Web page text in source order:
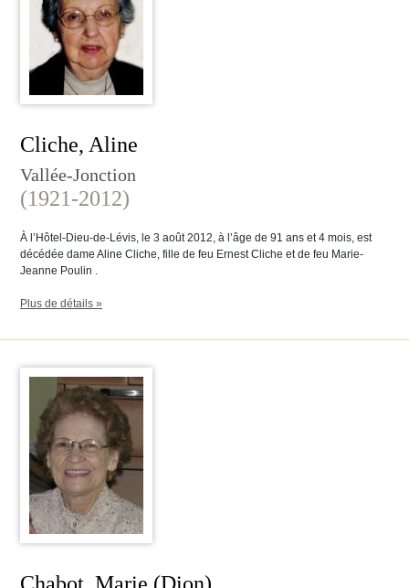
Cliche, Aline
Vallée-Jonction
(1921-2012)
À l’Hôtel-Dieu-de-Lévis, le 3 août 2012, à l’âge de 91 ans et 4 mois, est
décédée dame Aline Cliche, fille de feu Ernest Cliche et de feu Marie-
Jeanne Poulin .
Plus de détails »